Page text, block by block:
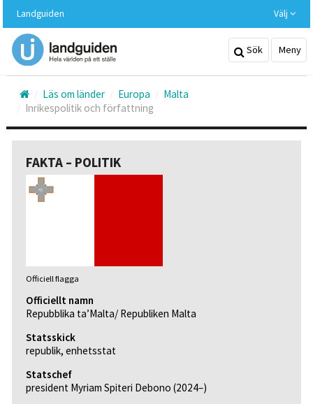
huvudinnehållet
Landguiden Välj
Sök Meny
Läs om länder Europa
Malta
Inrikespolitik och författning
FAKTA – POLITIK
Officiell flagga
Officiellt namn
Repubblika ta’Malta/ Republiken Malta
Statsskick
republik, enhetsstat
Statschef
president Myriam Spiteri Debono (2024–)